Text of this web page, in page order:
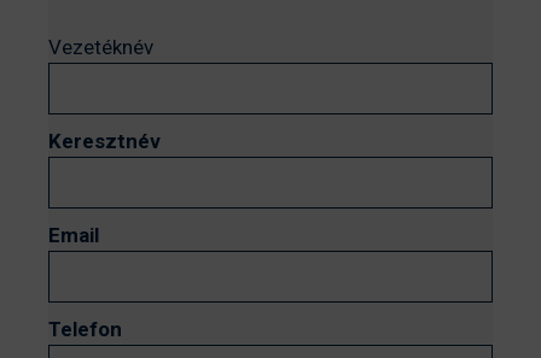
Vezetéknév
Keresztnév
Email
Telefon